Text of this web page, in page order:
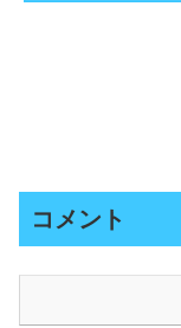
コメント